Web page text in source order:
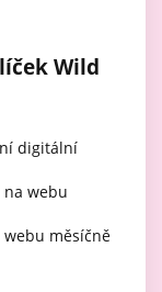
Wild
digitální
webu
měsíčně